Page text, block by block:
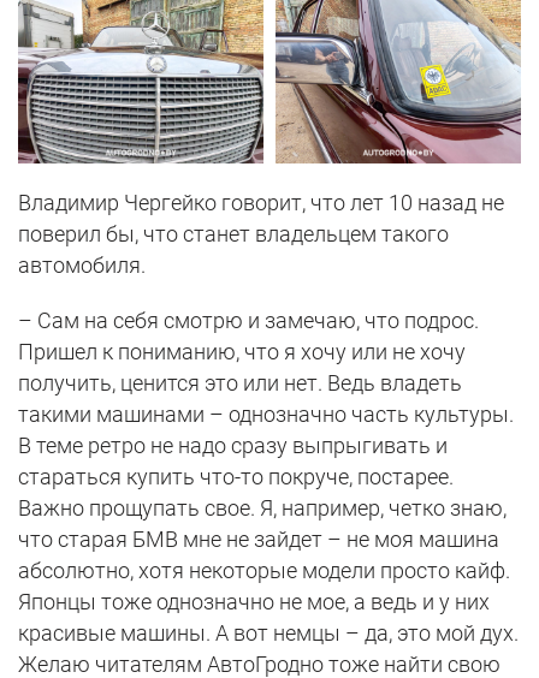
Владимир Чергейко говорит, что лет 10 назад не
поверил бы, что станет владельцем такого
автомобиля.
– Сам на себя смотрю и замечаю, что подрос.
Пришел к пониманию, что я хочу или не хочу
получить, ценится это или нет. Ведь владеть
такими машинами – однозначно часть культуры.
В теме ретро не надо сразу выпрыгивать и
стараться купить что-то покруче, постарее.
Важно прощупать свое. Я, например, четко знаю,
что старая БМВ мне не зайдет – не моя машина
абсолютно, хотя некоторые модели просто кайф.
Японцы тоже однозначно не мое, а ведь и у них
красивые машины. А вот немцы – да, это мой дух.
Желаю читателям АвтоГродно тоже найти свою